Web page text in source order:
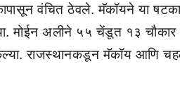
वंचित ठेवले. मॅकॉयने या
मोईन अलीने ५५ चेंडूत १३
राजस्थानकडून मॅकॉय आणि